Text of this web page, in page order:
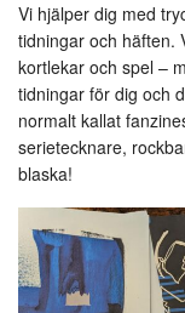
Vi hjälper dig med
tidningar och häften.
kortlekar och spel –
tidningar för dig och
normalt kallat
serietecknare,
blaska!